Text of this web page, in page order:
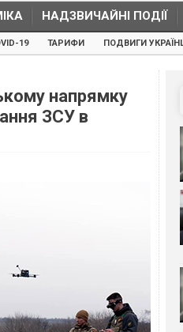
НАДЗВИЧАЙНІ ПОДІЇ
19 ТАРИФИ ПОДВИГИ
напрямку
ЗСУ в